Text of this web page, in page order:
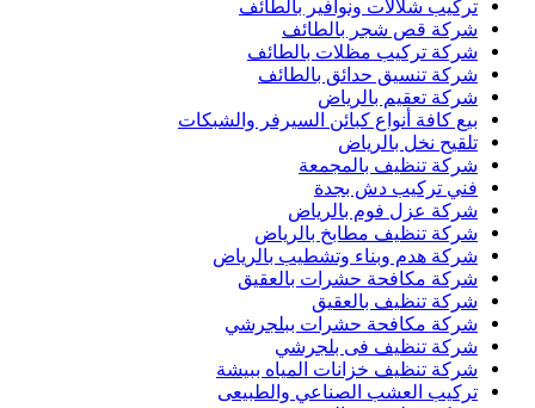
تركيب شلالات ونوافير بالطائف
شركة قص شجر بالطائف
شركة تركيب مظلات بالطائف
شركة تنسيق حدائق بالطائف
شركة تعقيم بالرياض
بيع كافة أنواع كبائن السيرفر والشبكات
تلقيح نخل بالرياض
شركة تنظيف بالمجمعة
فني تركيب دش بجدة
شركة عزل فوم بالرياض
شركة تنظيف مطابخ بالرياض
شركة هدم وبناء وتشطيب بالرياض
شركة مكافحة حشرات بالعقيق
شركة تنظيف بالعقيق
شركة مكافحة حشرات ببلجرشي
شركة تنظيف فى بلجرشي
شركة تنظيف خزانات المياه ببيشة
تركيب العشب الصناعي والطبيعى